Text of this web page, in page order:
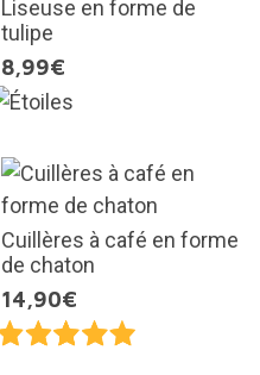
Liseuse en forme de
tulipe
8,99€
Cuillères à café en forme
de chaton
14,90€